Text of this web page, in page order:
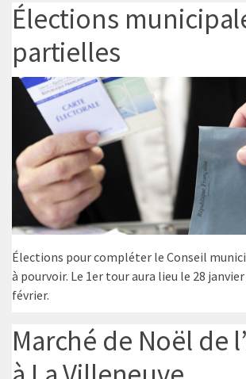
Élections
partielles
Élections pour compléter le Conseil
à pourvoir. Le 1er tour aura lieu le 28
février.
Marché de Noël de